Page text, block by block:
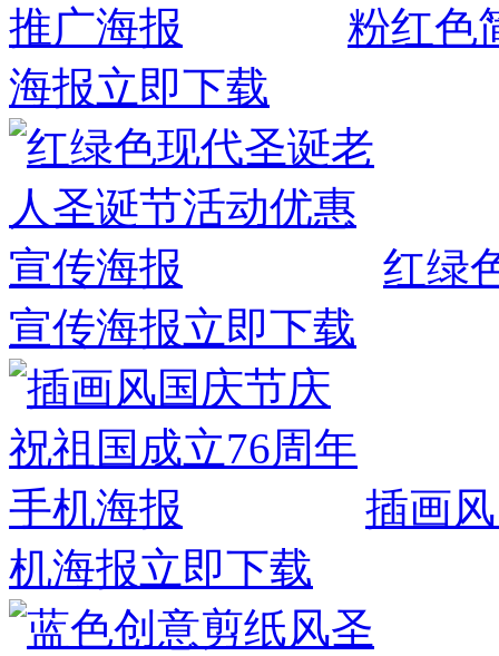
粉红色
海报立即下载
红绿
宣传海报立即下载
插画
机海报立即下载